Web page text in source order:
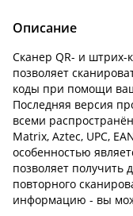
Описание
Сканер QR- и
позволяет
коды при помощи
Последняя версия
всеми
Matrix, Aztec, UPC,
особенностью
позволяет получить
повторного
информацию - вы